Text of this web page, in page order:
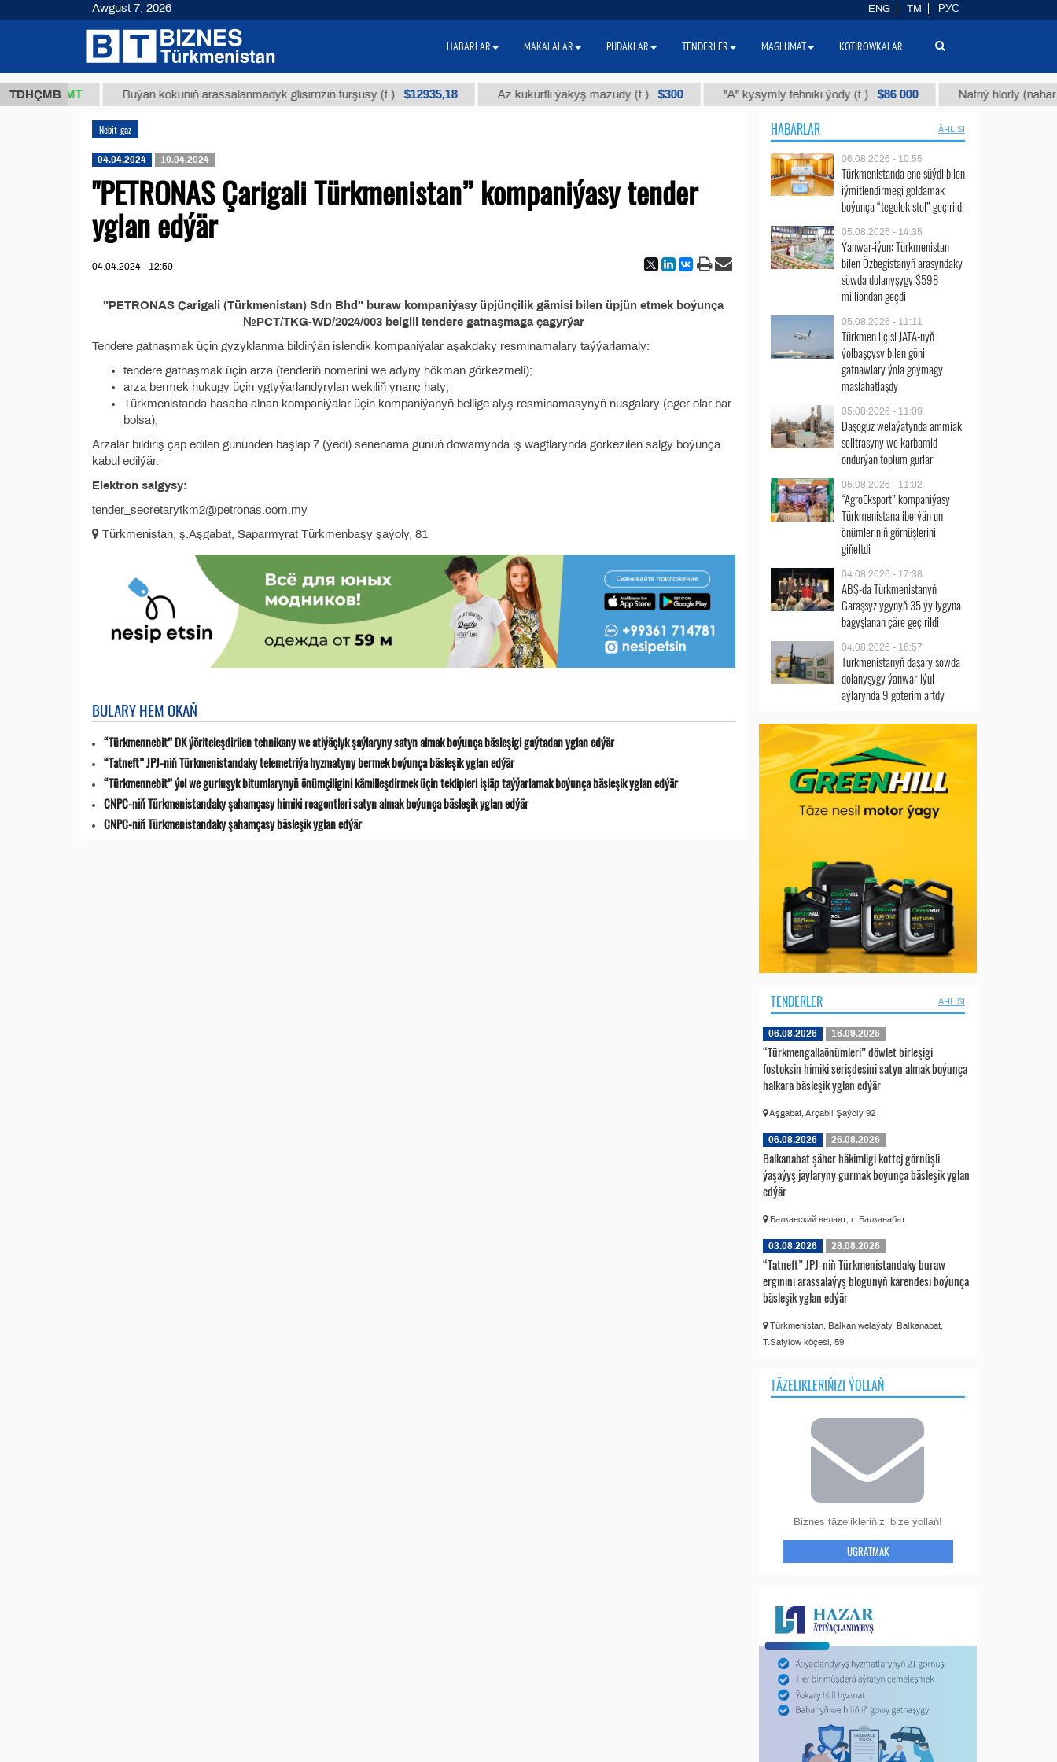
TDHÇMB
37,8 ТМТ Buýan köküniň arassalanmadyk glisirrizin turşusy (t.) $12935,18 Az kükürtli ýakyş mazudy (t.) $300 "А" kysymly tehniki ýody (t.) $86 000 Natriý hlorly (nahar
Nebit-gaz
04.04.2024 10.04.2024
"PETRONAS Çarigali Türkmenistan” kompaniýasy tender
yglan edýär
04.04.2024 - 12:59
"PETRONAS Çarigali (Türkmenistan) Sdn Bhd" buraw kompaniýasy üpjünçilik gämisi bilen üpjün etmek boýunça
№PCT/TKG-WD/2024/003 belgili tendere gatnaşmaga çagyrýar
Tendere gatnaşmak üçin gyzyklanma bildirýän islendik kompaniýalar aşakdaky resminamalary taýýarlamaly:
tendere gatnaşmak üçin arza (tenderiň nomerini we adyny hökman görkezmeli);
arza bermek hukugy üçin ygtyýarlandyrylan wekiliň ynanç haty;
Türkmenistanda hasaba alnan kompaniýalar üçin kompaniýanyň bellige alyş resminamasynyň nusgalary (eger olar bar
bolsa);
Arzalar bildiriş çap edilen gününden başlap 7 (ýedi) senenama günüň dowamynda iş wagtlarynda görkezilen salgy boýunça
kabul edilýär.
Elektron salgysy:
tender_secretarytkm2@petronas.com.my
Türkmenistan, ş.Aşgabat, Saparmyrat Türkmenbaşy şaýoly, 81
BULARY HEM OKAŇ
“Türkmennebit” DK ýöriteleşdirilen tehnikany we atiýäçlyk şaýlaryny satyn almak boýunça bäsleşigi gaýtadan yglan edýär
“Tatneft” JPJ-niň Türkmenistandaky telemetriýa hyzmatyny bermek boýunça bäsleşik yglan edýär
“Türkmennebit” ýol we gurluşyk bitumlarynyň önümçiligini kämilleşdirmek üçin teklipleri işläp taýýarlamak boýunça bäsleşik yglan edýär
CNPC-niň Türkmenistandaky şahamçasy himiki reagentleri satyn almak boýunça bäsleşik yglan edýär
CNPC-niň Türkmenistandaky şahamçasy bäsleşik yglan edýär
HABARLAR ÄHLISI
06.08.2026 - 10:55
Türkmenistanda ene süýdi bilen
iýmitlendirmegi goldamak
boýunça “tegelek stol” geçirildi
05.08.2026 - 14:35
Ýanwar-iýun: Türkmenistan
bilen Özbegistanyň arasyndaky
söwda dolanyşygy $598
milliondan geçdi
05.08.2026 - 11:11
Türkmen ilçisi JATA-nyň
ýolbaşçysy bilen göni
gatnawlary ýola goýmagy
maslahatlaşdy
05.08.2026 - 11:09
Daşoguz welaýatynda ammiak
selitrasyny we karbamid
öndürýän toplum gurlar
05.08.2026 - 11:02
“AgroEksport” kompaniýasy
Türkmenistana iberýän un
önümleriniň görnüşlerini
giňeltdi
04.08.2026 - 17:38
ABŞ-da Türkmenistanyň
Garaşsyzlygynyň 35 ýyllygyna
bagyşlanan çäre geçirildi
04.08.2026 - 16:57
Türkmenistanyň daşary söwda
dolanyşygy ýanwar-iýul
aýlarynda 9 göterim artdy
TENDERLER ÄHLISI
06.08.2026 16.09.2026
“Türkmengallaönümleri” döwlet birleşigi
fostoksin himiki serişdesini satyn almak boýunça
halkara bäsleşik yglan edýär
Aşgabat, Arçabil Şaýoly 92
06.08.2026 26.08.2026
Balkanabat şäher häkimligi kottej görnüşli
ýaşaýyş jaýlaryny gurmak boýunça bäsleşik yglan
edýär
Балканский велаят, г. Балканабат
03.08.2026 28.08.2026
“Tatneft” JPJ-niň Türkmenistandaky buraw
erginini arassalaýyş blogunyň kärendesi boýunça
bäsleşik yglan edýär
Türkmenistan, Balkan welaýaty, Balkanabat,
T.Satylow köçesi, 59
TÄZELIKLERIŇIZI ÝOLLAŇ
Biznes täzelikleriňizi bize ýollaň!
UGRATMAK
Awgust 7, 2026 ENG TM РУС
HABARLAR MAKALALAR PUDAKLAR TENDERLER MAGLUMAT KOTIROWKALAR